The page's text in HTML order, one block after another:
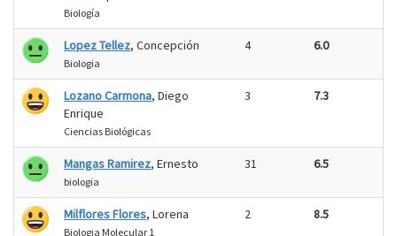
Biología
Lopez Tellez, Concepción
Biologia
4 6.0
Lozano Carmona, Diego
Enrique
Ciencias Biológicas
3 7.3
Mangas Ramirez, Ernesto
biologia
31 6.5
Milflores Flores, Lorena
Biologia Molecular 1
2 8.5